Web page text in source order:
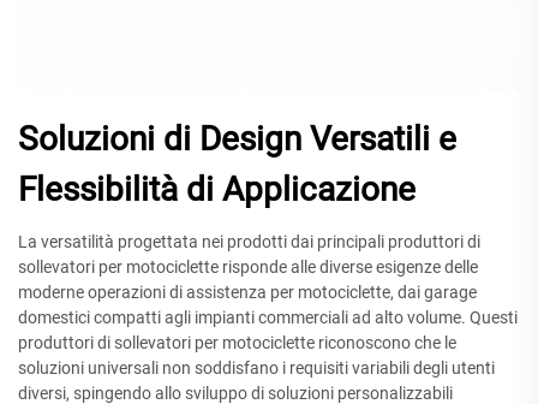
Soluzioni di Design Versatili e
Flessibilità di Applicazione
La versatilità progettata nei prodotti dai principali produttori di
sollevatori per motociclette risponde alle diverse esigenze delle
moderne operazioni di assistenza per motociclette, dai garage
domestici compatti agli impianti commerciali ad alto volume. Questi
produttori di sollevatori per motociclette riconoscono che le
soluzioni universali non soddisfano i requisiti variabili degli utenti
diversi, spingendo allo sviluppo di soluzioni personalizzabili